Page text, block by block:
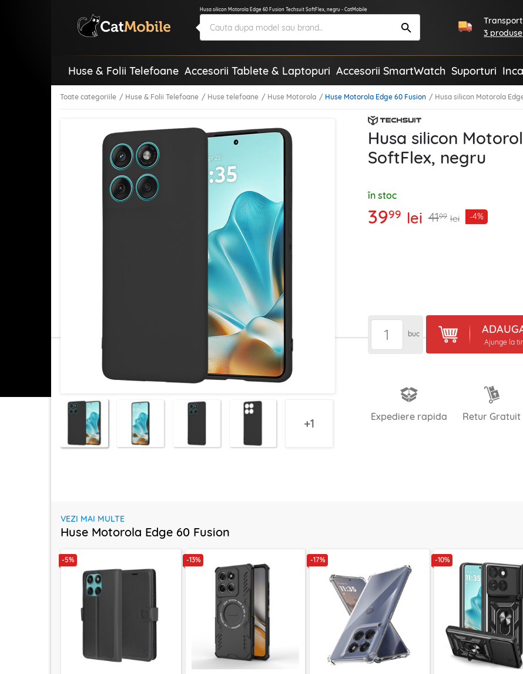
Husa silicon Motorola Edge 60 Fusion Techsuit SoftFlex, negru - CatMobile
3 produse
Huse & Folii Telefoane Accesorii Tablete & Laptopuri Accesorii SmartWatch Suporturi
Toate categoriile Huse & Folii Telefoane Huse telefoane Huse Motorola Huse Motorola Edge 60 Fusion Husa silicon Motorola
1
Husa silicon
SoftFlex, negru
în stoc
3999 lei 4199 lei -4%
buc
Ajunge la
Expediere rapida Retur Gratuit
VEZI MAI MULTE
Huse Motorola Edge 60 Fusion
-5% -13% -17% -10%